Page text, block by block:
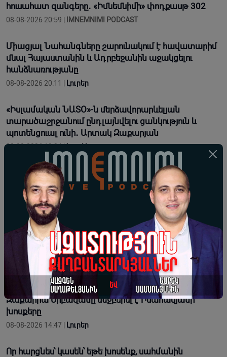
հուսահատ զանգերը․ «Իմնեմնիմի» փոդքասթ 302
08-08-2026 20:59 | IMNEMNIMI PODCAST
Միացյալ Նահանգները շարունակում է հավատարիմ
մնալ Հայաստանին և Ադրբեջանին աջակցելու
հանձնառությանը
08-08-2026 20:11 | Լուրեր
«Իսլամական ՆԱՏՕ»-ն մերձավորարևելյան
տարածաշրջանում ընդլայնվելու ցանկություն և
պոտենցուալ ունի․ Արտակ Զաքարյան
08-08-2026 19:34 |Կարծիք
ԱՄՆ-ի թիրախում Չինաստանի տնտեսությունն է․
ինչու՞ Չինաստանը թույլ չի տա, որ Իրանի պարտվի
08-08-2026 18:00 |
Նորագույն զինատեսակներն են որոշում
ժամանակակից պետությունների հաղթելը կամ
պարտվելը
08-08-2026 16:55 |Տեսանյութեր
«Պիտի պահենք ու պահպանենք Էջմիածինը»․
Զաքարիա Սրբազանը մեջբերել է Իսահակյանի
խոսքերը
08-08-2026 14:47 | Լուրեր
Որ հարցնես՝ կասեն՝ եթե խոսենք, սահմանին